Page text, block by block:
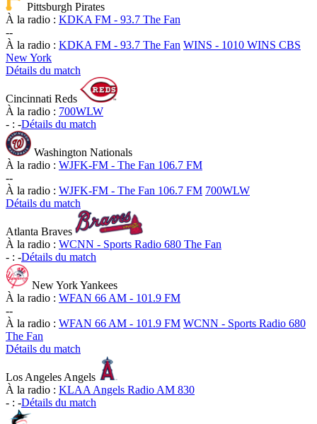
Pittsburgh Pirates
À la radio : KDKA FM - 93.7 The Fan
--
À la radio : KDKA FM - 93.7 The Fan WINS - 1010 WINS CBS
New York
Détails du match
Cincinnati Reds
À la radio : 700WLW
- : -Détails du match
Washington Nationals
À la radio : WJFK-FM - The Fan 106.7 FM
--
À la radio : WJFK-FM - The Fan 106.7 FM 700WLW
Détails du match
Atlanta Braves
À la radio : WCNN - Sports Radio 680 The Fan
- : -Détails du match
New York Yankees
À la radio : WFAN 66 AM - 101.9 FM
--
À la radio : WFAN 66 AM - 101.9 FM WCNN - Sports Radio 680
The Fan
Détails du match
Los Angeles Angels
À la radio : KLAA Angels Radio AM 830
- : -Détails du match